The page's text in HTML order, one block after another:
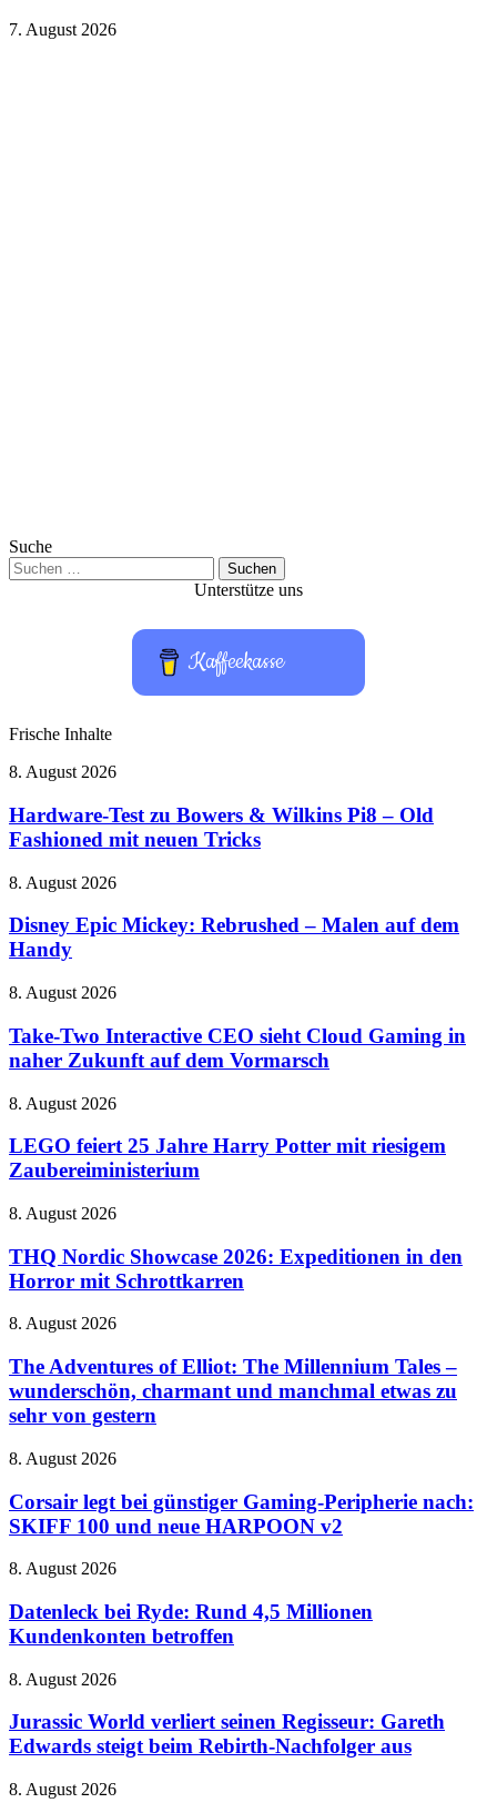
7. August 2026
Suche
Suchen
nach:
Unterstütze uns
Kaffeekasse
Frische Inhalte
Hardware-
zu
Bowers
&
Pi8
Old
Fashioned
neuen
8. August 2026
Hardware-Test zu Bowers & Wilkins Pi8 – Old
Fashioned mit neuen Tricks
Disney
Mickey:
Rebrushed
–
auf
Handy
8. August 2026
Disney Epic Mickey: Rebrushed – Malen auf dem
Handy
Take-
Interactive
CEO
sieht
Gaming
naher
Zukunft
dem
8. August 2026
Take-Two Interactive CEO sieht Cloud Gaming in
naher Zukunft auf dem Vormarsch
LEGO
25
Jahre
Harry
mit
Zaubereiministerium
8. August 2026
LEGO feiert 25 Jahre Harry Potter mit riesigem
Zaubereiministerium
THQ
Showcase
2026:
Expeditionen
den
mit
Schrottkarren
8. August 2026
THQ Nordic Showcase 2026: Expeditionen in den
Horror mit Schrottkarren
The
of
Elliot:
The
Millennium
–
charmant
und
manchmal
etwas
sehr
von
gestern
8. August 2026
The Adventures of Elliot: The Millennium Tales –
wunderschön, charmant und manchmal etwas zu
sehr von gestern
Corsair
bei
günstiger
Gaming-
nach:
100
und
HARPOON
8. August 2026
Corsair legt bei günstiger Gaming-Peripherie nach:
SKIFF 100 und neue HARPOON v2
Datenleck
Ryde:
Rund
4,5
Kundenkonten
8. August 2026
Datenleck bei Ryde: Rund 4,5 Millionen
Kundenkonten betroffen
Jurassic
verliert
seinen
Regisseur:
Edwards
8. August 2026
Jurassic World verliert seinen Regisseur: Gareth
Edwards steigt beim Rebirth-Nachfolger aus
OpenAI
8. August 2026